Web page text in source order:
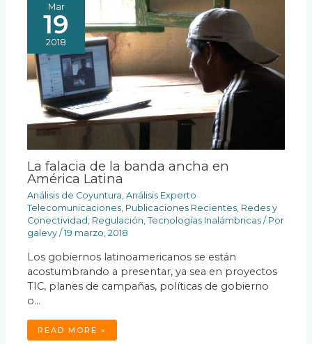
Mar
19
2018
La falacia de la banda ancha en
América Latina
Análisis de Coyuntura,Análisis Experto
Telecomunicaciones, Publicaciones Recientes, Redes y
Conectividad , Regulación,Tecnologías Inalámbricas / Por
galevy/19 marzo, 2018
Los gobiernos latinoamericanos se están
acostumbrando a presentar, ya sea en proyectos
TIC, planes de campañas, políticas de gobierno
o…
READ MORE »